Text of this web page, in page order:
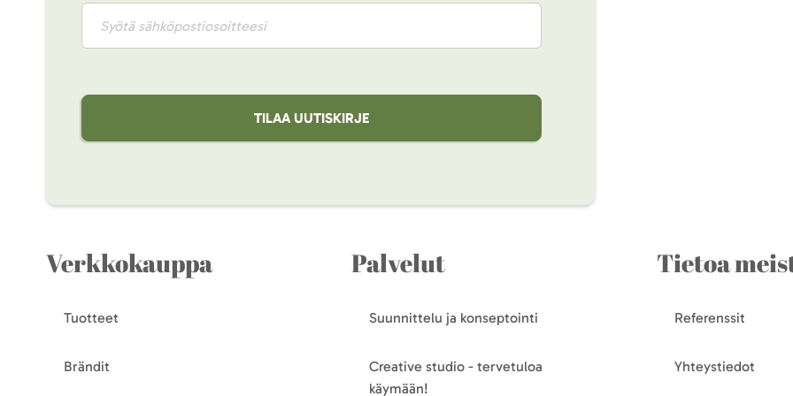
TILAA UUTISKIRJE
Verkkokauppa
Tuotteet
Brändit
Palvelut
Suunnittelu ja konseptointi
Creative studio - tervetuloa
käymään!
Tietoa
Referenssit
Yhteystiedot